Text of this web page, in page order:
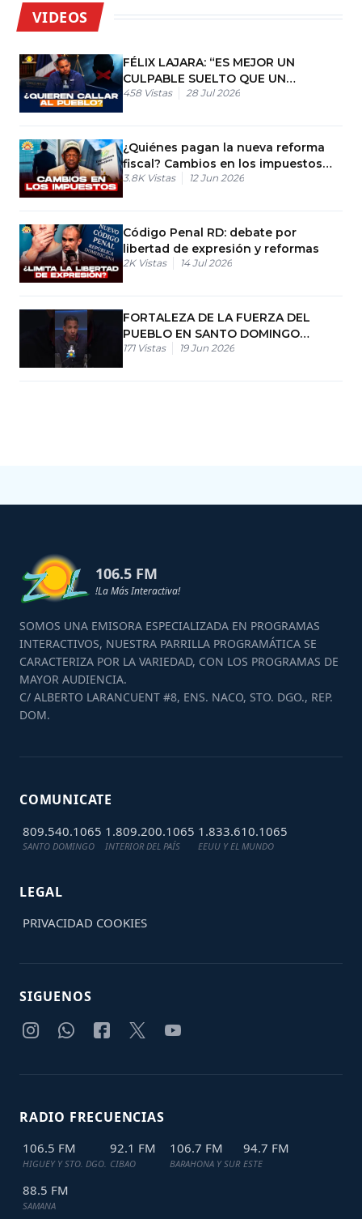
VIDEOS
FÉLIX LAJARA: “ES MEJOR UN
CULPABLE SUELTO QUE UN
INOCENTE PRESO”
458 Vistas 28 Jul 2026
¿Quiénes pagan la nueva reforma
fiscal? Cambios en los impuestos
del país
3.8K Vistas 12 Jun 2026
Código Penal RD: debate por
libertad de expresión y reformas
2K Vistas 14 Jul 2026
FORTALEZA DE LA FUERZA DEL
PUEBLO EN SANTO DOMINGO
NORTE
171 Vistas 19 Jun 2026
106.5 FM
!La Más Interactiva!
SOMOS UNA EMISORA ESPECIALIZADA EN PROGRAMAS
INTERACTIVOS, NUESTRA PARRILLA PROGRAMÁTICA SE
CARACTERIZA POR LA VARIEDAD, CON LOS PROGRAMAS DE
MAYOR AUDIENCIA.
C/ ALBERTO LARANCUENT #8, ENS. NACO, STO. DGO., REP.
DOM.
COMUNICATE
809.540.1065
SANTO DOMINGO
1.809.200.1065
INTERIOR DEL PAÍS
1.833.610.1065
EEUU Y EL MUNDO
LEGAL
PRIVACIDAD COOKIES
SIGUENOS
RADIO FRECUENCIAS
106.5 FM
HIGUEY Y STO. DGO.
92.1 FM
CIBAO
106.7 FM
BARAHONA Y SUR
94.7 FM
ESTE
88.5 FM
SAMANA